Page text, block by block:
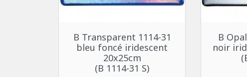
Aperçu rapide
B Transparent 1114-31
bleu foncé iridescent
20x25cm
(B 1114-31 S)
B
noir